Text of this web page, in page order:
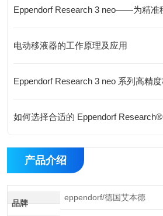
电动移液器的工作原理及应用
Eppendorf Research 3 neo 系列高精
如何选择合适的 Eppendorf
产品介绍
品牌
eppendorf/德国艾本德